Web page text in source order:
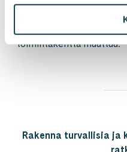
järjestelmät toimivat,
toimintakenttä muuttuu.
Rakenna turvallisia